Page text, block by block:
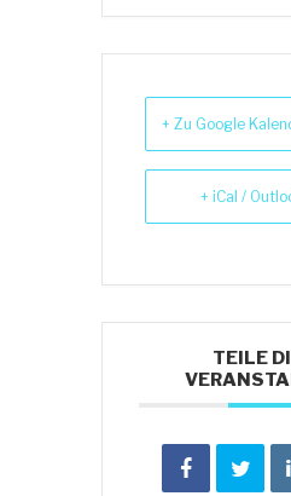
+ Zu Google
+ iCal /
TEILE